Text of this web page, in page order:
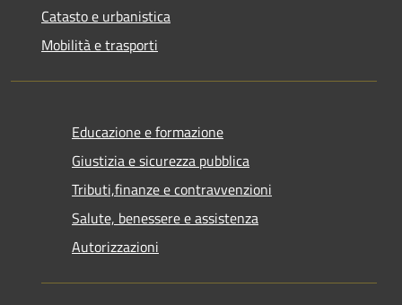
Catasto e urbanistica
Mobilità e trasporti
Educazione e formazione
Giustizia e sicurezza pubblica
Tributi,finanze e contravvenzioni
Salute, benessere e assistenza
Autorizzazioni